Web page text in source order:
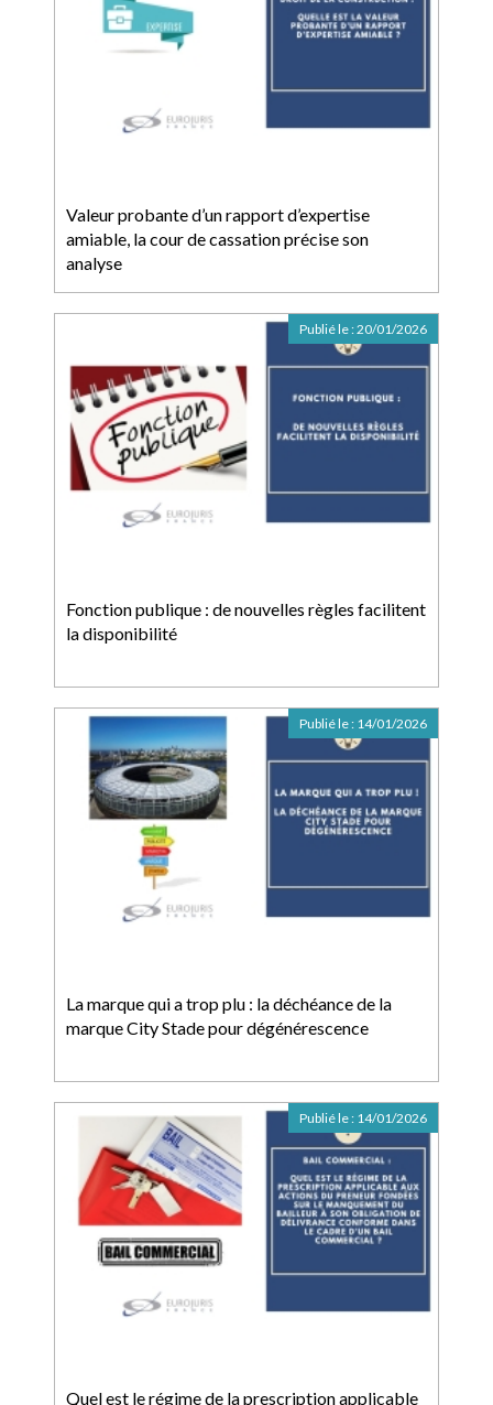
Valeur probante d’un rapport d’expertise
amiable, la cour de cassation précise son
analyse
Fonction publique : de nouvelles règles facilitent
la disponibilité
Publié le :20/01/2026
La marque qui a trop plu : la déchéance de la
marque City Stade pour dégénérescence
Publié le : 14/01/2026
Quel est le régime de la prescription applicable
Publié le : 14/01/2026